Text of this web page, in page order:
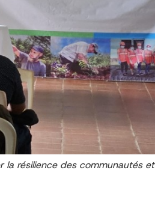
la résilience des communautés et